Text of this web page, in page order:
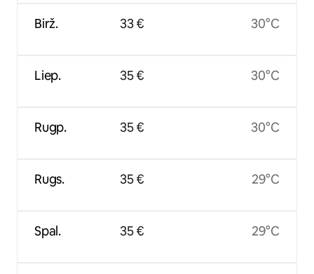
Birž.
Liep.
Rugp.
Rugs.
Spal.
33 €
35 €
35 €
35 €
35 €
30°C
30°C
30°C
29°C
29°C